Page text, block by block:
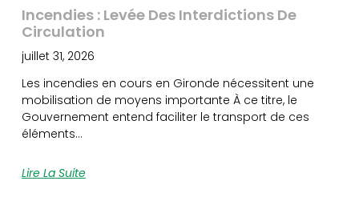
Incendies : Levée Des Interdictions De
Circulation
juillet 31, 2026
Les incendies en cours en Gironde nécessitent une
mobilisation de moyens importante À ce titre, le
Gouvernement entend faciliter le transport de ces
éléments…
Lire La Suite